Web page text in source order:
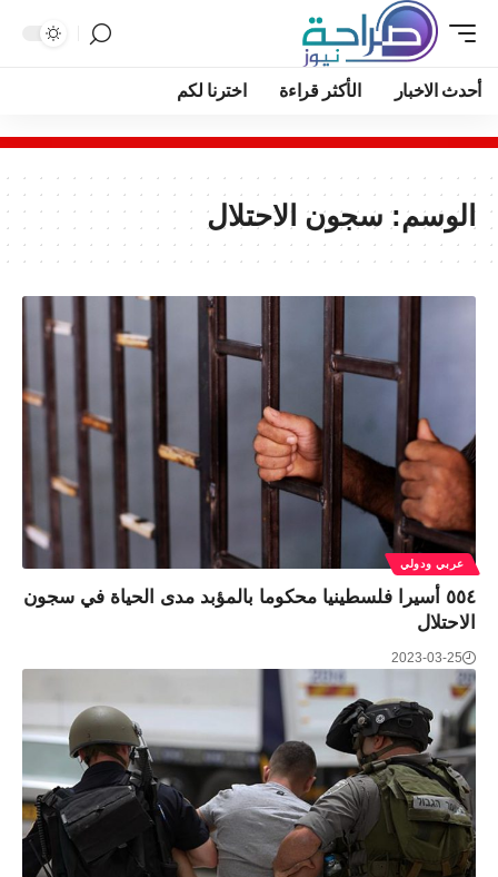
أحدث الاخبار الأكثر قراءة اخترنا لكم
الوسم: سجون الاحتلال
عربي ودولي
٥٥٤ أسيرا فلسطينيا محكوما بالمؤبد مدى الحياة في سجون
الاحتلال
2023-03-25